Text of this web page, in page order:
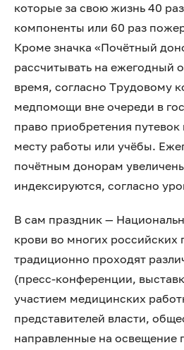
которые за свою жизнь 40
компоненты или 60 раз
Кроме значка «Почётный
рассчитывать на ежегодный
время, согласно Трудовому
медпомощи вне очереди в
право приобретения путевок
месту работы или учёбы.
почётным донорам
индексируются, согласно
В сам праздник —
крови во многих российских
традиционно проходят
(пресс-конференции,
участием медицинских
представителей власти,
направленные на освещение